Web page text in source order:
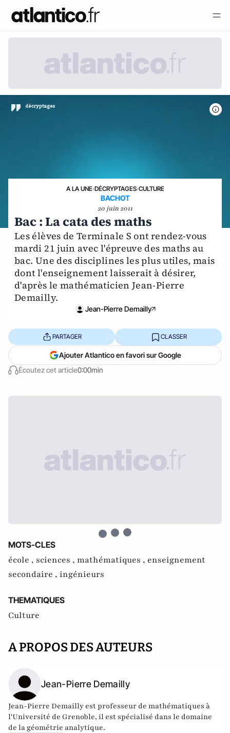
A LA UNE›DÉCRYPTAGES›CULTURE
BACHOT
20 juin 2011
Bac : La cata des maths
Les élèves de Terminale S ont rendez-vous
mardi 21 juin avec l'épreuve des maths au
bac. Une des disciplines les plus utiles, mais
dont l'enseignement laisserait à désirer,
d'après le mathématicien Jean-Pierre
Demailly.
Jean-Pierre Demailly
Écoutez cet article0:00min
PARTAGER CLASSER
Ajouter Atlantico en favori sur Google
MOTS-CLES
école , sciences , mathématiques , enseignement
secondaire , ingénieurs
THEMATIQUES
Culture
A PROPOS DES AUTEURS
Jean-Pierre Demailly
Jean-Pierre Demailly est professeur de mathématiques à
l'Université de Grenoble, il est spécialisé dans le domaine
de la géométrie analytique.